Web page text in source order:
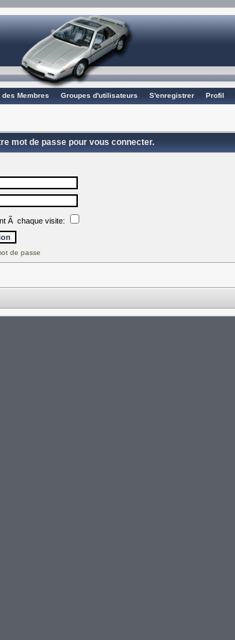
des Membres Groupes d'utilisateurs S'enregistrer Profil
mot de passe pour vous connecter.
Ã chaque visite:
de passe